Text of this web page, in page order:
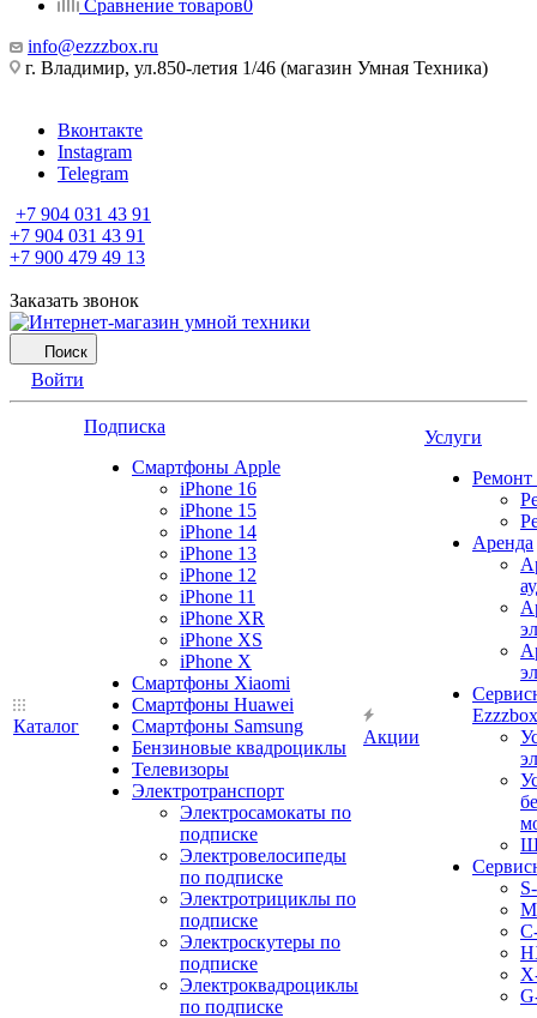
Сравнение товаров0
info@ezzzbox.ru
г. Владимир, ул.850-летия 1/46 (магазин Умная Техника)
Вконтакте
Instagram
Telegram
+7 904 031 43 91
+7 904 031 43 91
+7 900 479 49 13
Заказать звонок
Поиск
Войти
Каталог
Подписка
Смартфоны Apple
iPhone 16
iPhone 15
iPhone 14
iPhone 13
iPhone 12
iPhone 11
iPhone XR
iPhone XS
iPhone X
Смартфоны Xiaomi
Смартфоны Huawei
Смартфоны Samsung
Бензиновые квадроциклы
Телевизоры
Электротранспорт
Электросамокаты по
подписке
Электровелосипеды
по подписке
Электротрициклы по
подписке
Электроскутеры по
подписке
Электроквадроциклы
по подписке
Акции
Услуги
Ремонт
Аренда
Ezzzbox